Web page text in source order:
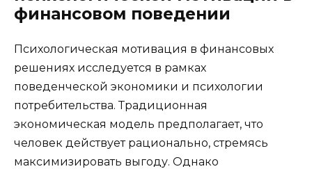
финансовом поведении
Психологическая мотивация в финансовых
решениях исследуется в рамках
поведенческой экономики и психологии
потребительства. Традиционная
экономическая модель предполагает, что
человек действует рационально, стремясь
максимизировать выгоду. Однако